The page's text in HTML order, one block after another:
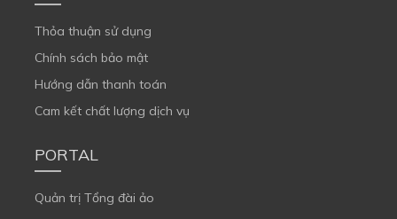
Thỏa thuận sử dụng
Chính sách bảo mật
Hướng dẫn thanh toán
Cam kết chất lượng dịch vụ
PORTAL
Quản trị Tổng đài ảo